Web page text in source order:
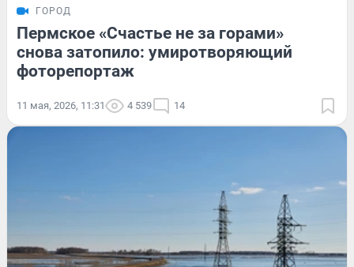
ГОРОД
Пермское «Счастье не за горами»
снова затопило: умиротворяющий
фоторепортаж
11 мая, 2026, 11:31 4 539 14